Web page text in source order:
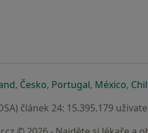
nové záložce
se otevře v nové záložce
, Českose otevře v nové
, Portugalse otevře v
, Méxicose
,
článek 24: 15.395.179